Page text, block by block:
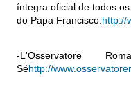
íntegra oficial de todos
do Papa Francisco:http://
-L'Osservatore
Séhttp://